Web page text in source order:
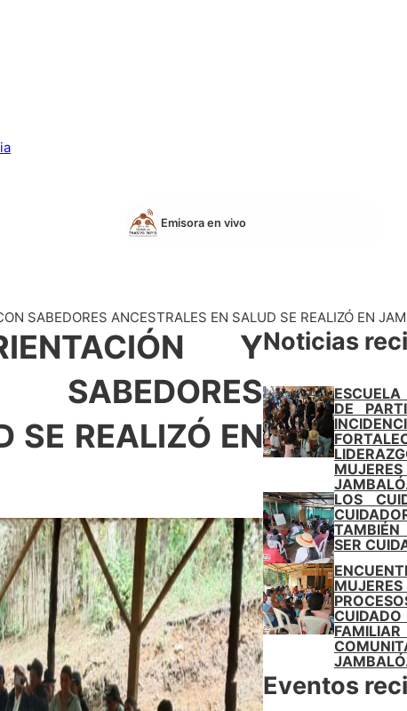
Emisora en vivo
SABEDORES ANCESTRALES EN SALUD SE REALIZÓ EN
Y
SE REALIZÓ EN
Noticias
DE
LOS
TAMBIÉN
SER
Eventos